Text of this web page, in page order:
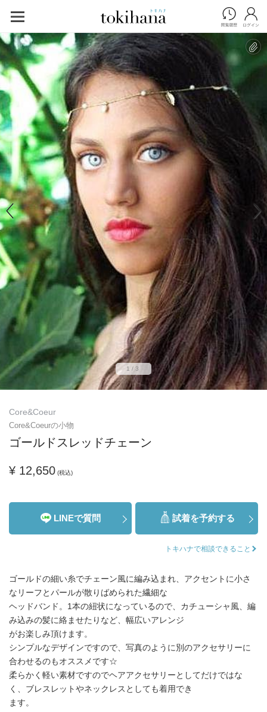
1/3
Core&Coeur
Core&Coeurの小物
ゴールドスレッドチェーン
¥ 12,650 (税込)
LINEで質問 試着を予約する
トキハナで相談できること
ゴールドの細い糸でチェーン風に編み込まれ、アクセントに小さ
なリーフとパールが散りばめられた繊細な
ヘッドバンド。1本の紐状になっているので、カチューシャ風、編
み込みの髪に絡ませたりなど、幅広いアレンジ
がお楽しみ頂けます。
シンプルなデザインですので、写真のように別のアクセサリーに
合わせるのもオススメです☆
柔らかく軽い素材ですのでヘアアクセサリーとしてだけではな
く、ブレスレットやネックレスとしても着用でき
ます。